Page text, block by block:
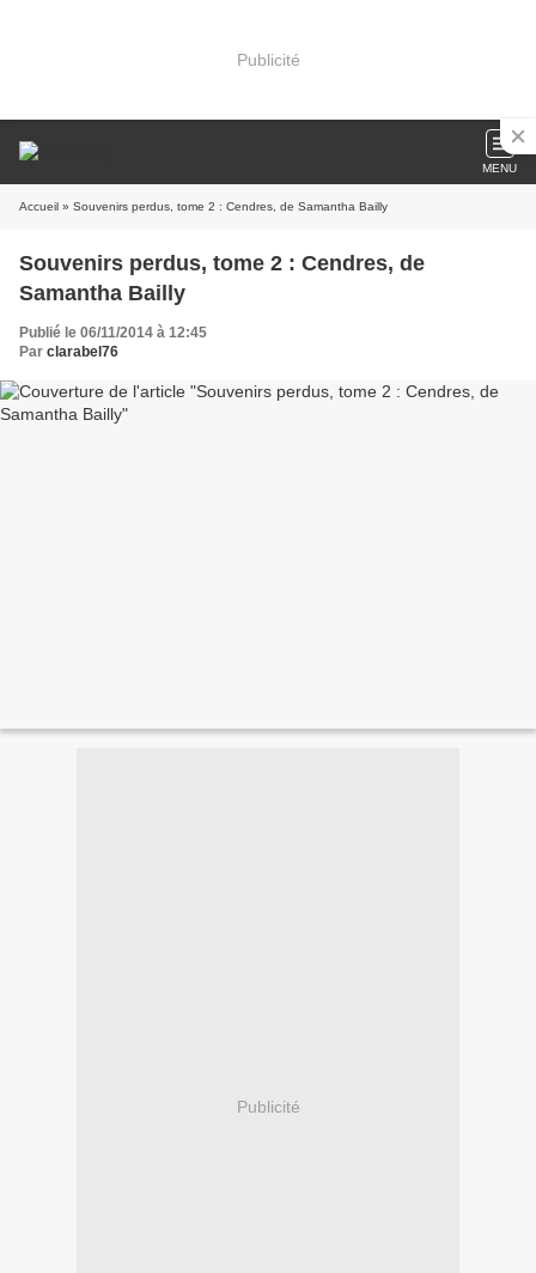
Publicité
MENU
Accueil » Souvenirs perdus, tome 2 : Cendres, de Samantha Bailly
Souvenirs perdus, tome 2 : Cendres, de
Samantha Bailly
Publié le 06/11/2014 à 12:45
Par clarabel76
Publicité